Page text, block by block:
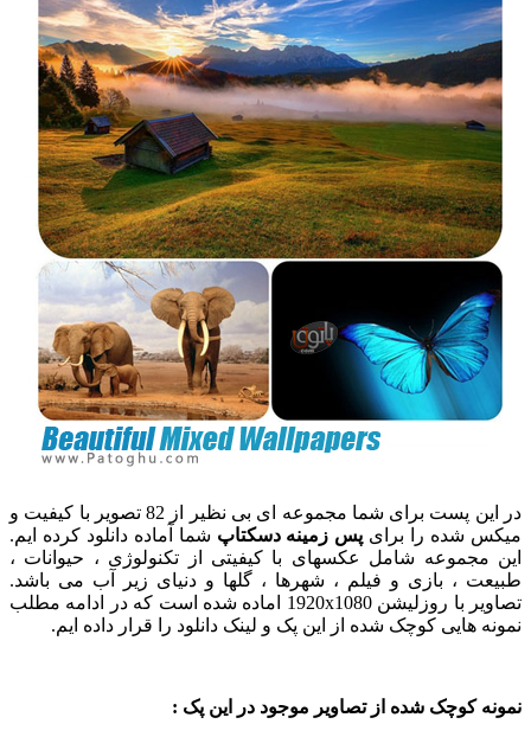
در این پست برای شما مجموعه ای بی نظیر از 82 تصویر با کیفیت و
شده را برای پس زمینه دسکتاپشما آماده دانلود کرده ایم.
شامل عکسهای با کیفیتی از تکنولوژی ، حیوانات ،
، بازی و فیلم ، شهرها ، گلها و دنیای زیر آب می باشد.
تصاویر با روزلیشن 1920x1080 اماده شده است که در ادامه مطلب
هایی کوچک شده از این پک و لینک دانلود را قرار داده ایم.
کوچک شده از تصاویر موجود در این پک :